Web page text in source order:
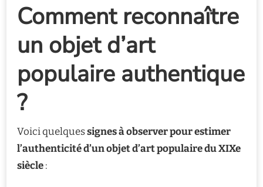
Comment reconnaître
un objet d’art
populaire authentique
?
Voici quelquessignes à observer pour estimer
l’authenticité d’un objet d’art populaire du XIXe
siècle: